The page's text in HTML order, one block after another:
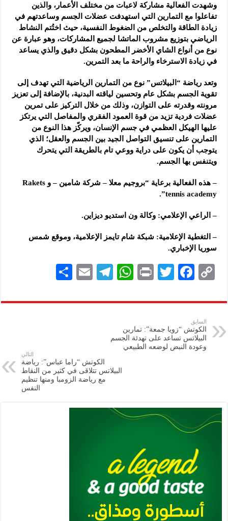
وشهدت الفعالية مشاركة لاعبات من مختلف الأعمار، والذين
تفاعلوا مع التمارين التي استهدفت عضلات الجسم وساعدتهم في
زيادة الطاقة والتخلص من الضغوط النفسية، حيث اختُتم النشاط
الرياضي بتوزيع مشروب الماتشا لجميع المشاركات، وهو عبارة عن
نوع من أنواع الشاي الأخضر المطحون بشكل دقيق والذي يساعد
في زيادة الاسترخاء والراحة ما بعد التمرين.
وتعد رياضة “البيلاتس” نوع من التمارين الرياضية التي تهدف إلى
تقوية الجسم بشكل عام وتحسين لياقته البدنية، بالإضافة إلى تعزيز
مرونته وقدرته على التوازن، وذلك من خلال التركيز على تمرين
عضلات فردية تزيد من قوة العمود الفقري والمفاصل التي يرتكز
عليها الهيكل العظمي في جسم الإنسان، ويركّز هذا النوع من
التمارين على تنسيق التواصل الجيد بين الجسم والعقل؛ الذي
يتوجب أن يكون على دراية ووعي تام بالطريقة التي يتحرك
ويتنفس بها الجسم.
– هذه الفعالية برعاية “بروجيم معلا – شركة شامين – و Rakets
tennis academy”.
– الراعي الإعلامي: وكالة ون استديو ديزاين.
– التغطية الإعلامية: شبكة شام تايمز الإعلامية، وموقع شمس
سوريا الإخباري.
C
p
y
Li
n
F
eb
k
T
tt
P
nt
W
at
A
p
Te
gr
E
ai
ar
السابق
الكوتش “زويا جمعة”: تمارين
البيلاتس تساعد على تهدئة الجسم
وعودة النبض لوضعه الطبيعي
التالي
الكوتش “راما عباس”: رياضة
البيلاتس تتلاقى في كثير من النقاط
مع رياضة الزومبا ومنها تنظيم
النفس